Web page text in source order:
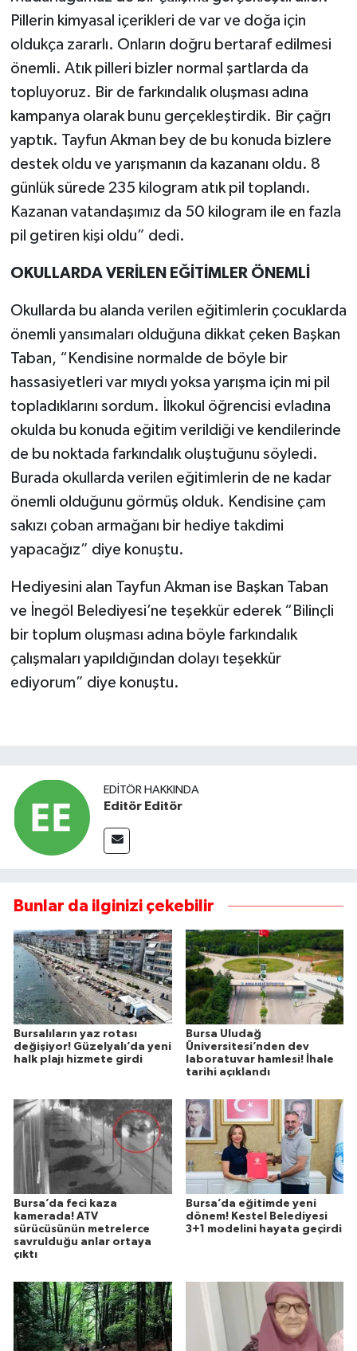
Pillerin kimyasal içerikleri de var ve doğa için
oldukça zararlı. Onların doğru bertaraf edilmesi
önemli. Atık pilleri bizler normal şartlarda da
topluyoruz. Bir de farkındalık oluşması adına
kampanya olarak bunu gerçekleştirdik. Bir çağrı
yaptık. Tayfun Akman bey de bu konuda bizlere
destek oldu ve yarışmanın da kazananı oldu. 8
günlük sürede 235 kilogram atık pil toplandı.
Kazanan vatandaşımız da 50 kilogram ile en fazla
pil getiren kişi oldu” dedi.
OKULLARDA VERİLEN EĞİTİMLER ÖNEMLİ
Okullarda bu alanda verilen eğitimlerin çocuklarda
önemli yansımaları olduğuna dikkat çeken Başkan
Taban, “Kendisine normalde de böyle bir
hassasiyetleri var mıydı yoksa yarışma için mi pil
topladıklarını sordum. İlkokul öğrencisi evladına
okulda bu konuda eğitim verildiği ve kendilerinde
de bu noktada farkındalık oluştuğunu söyledi.
Burada okullarda verilen eğitimlerin de ne kadar
önemli olduğunu görmüş olduk. Kendisine çam
sakızı çoban armağanı bir hediye takdimi
yapacağız” diye konuştu.
Hediyesini alan Tayfun Akman ise Başkan Taban
ve İnegöl Belediyesi’ne teşekkür ederek “Bilinçli
bir toplum oluşması adına böyle farkındalık
çalışmaları yapıldığından dolayı teşekkür
ediyorum” diye konuştu.
EDITÖR HAKKINDA
Editör Editör
Bunlar da ilginizi çekebilir
Bursalıların yaz rotası
değişiyor! Güzelyalı’da yeni
halk plajı hizmete girdi
Bursa Uludağ
Üniversitesi’nden dev
laboratuvar hamlesi! İhale
tarihi açıklandı
Bursa’da feci kaza
kamerada! ATV
sürücüsünün metrelerce
savrulduğu anlar ortaya
çıktı
Bursa’da eğitimde yeni
dönem! Kestel Belediyesi
3+1 modelini hayata geçirdi